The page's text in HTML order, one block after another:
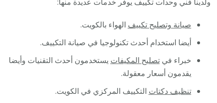
صيانة وتصليح تكييف الهواء بالكويت.
أيضا استخدام أحدث تكنولوجيا في صيانة التكييف.
خبراء فيتصليح المكيفات يستخدمون أحدث التقنيات وأيضا
يقدمون أسعار معقولة.
تنظيف دكتات التكييف المركزي في الكويت.